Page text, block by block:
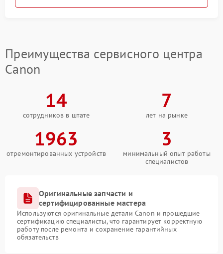
Преимущества сервисного центра
Canon
14
сотрудников в штате
7
лет на рынке
1963
отремонтированных устройств
3
минимальный опыт работы
специалистов
Оригинальные запчасти и
сертифицированные мастера
Используются оригинальные детали Canon и прошедшие
сертификацию специалисты, что гарантирует корректную
работу после ремонта и сохранение гарантийных
обязательств